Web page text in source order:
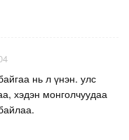
нь л үнэн. улс
хэдэн монголчуудаа